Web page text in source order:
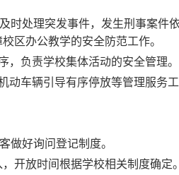
时处理突发事件，发生刑事案件
区办公教学的安全防范工作。
，负责学校集体活动的安全管理。
动车辆引导有序停放等管理服务
做好询问登记制度。
开放时间根据学校相关制度确